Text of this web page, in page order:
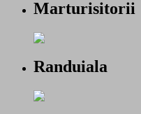
Marturisitorii
Randuiala